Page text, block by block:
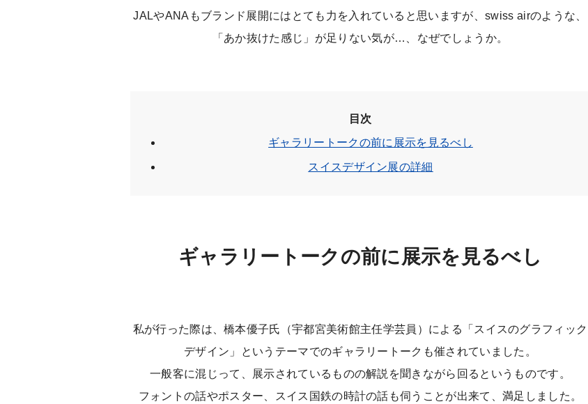
JALやANAもブランド展開にはとても力を入れていると思いますが、swiss airのような、
「あか抜けた感じ」が足りない気が…、なぜでしょうか。
目次
ギャラリートークの前に展示を見るべし
スイスデザイン展の詳細
ギャラリートークの前に展示を見るべし
私が行った際は、橋本優子氏（宇都宮美術館主任学芸員）による「スイスのグラフィック
デザイン」というテーマでのギャラリートークも催されていました。
一般客に混じって、展示されているものの解説を聞きながら回るというものです。
フォントの話やポスター、スイス国鉄の時計の話も伺うことが出来て、満足しました。